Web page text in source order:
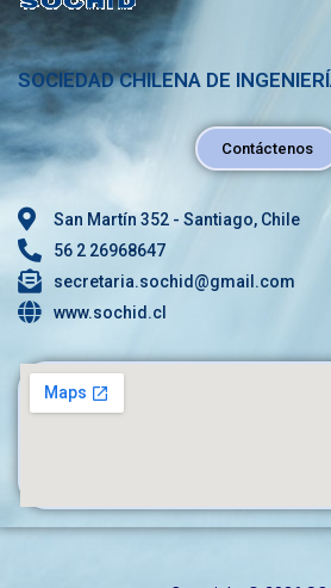
SOCIEDAD CHILENA DE
Contáctenos
San Martín 352 - Santiago, Chile
56 2 26968647
secretaria.sochid@gmail.com
www.sochid.cl